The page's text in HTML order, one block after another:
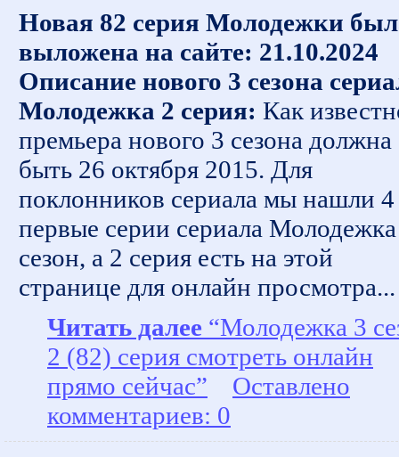
Новая 82 серия Молодежки
выложена на сайте: 21.10.2024
Описание нового 3 сезона
Молодежка 2 серия: Как
премьера нового 3 сезона должна
быть 26 октября 2015. Для
поклонников сериала мы нашли 4
первые серии сериала
сезон, а 2 серия есть на этой
странице для онлайн просмотра...
Читать далее “Молодежка 3
2 (82) серия смотреть онлайн
прямо сейчас”
Оставлено
комментариев: 0